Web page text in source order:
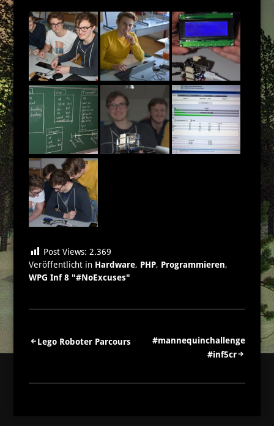
Post Views: 2.369
Veröffentlicht in Hardware, PHP, Programmieren,
WPG Inf 8 "#NoExcuses"
Beitragsnavigation
Lego Roboter Parcours
#mannequinchallenge
#inf5cr